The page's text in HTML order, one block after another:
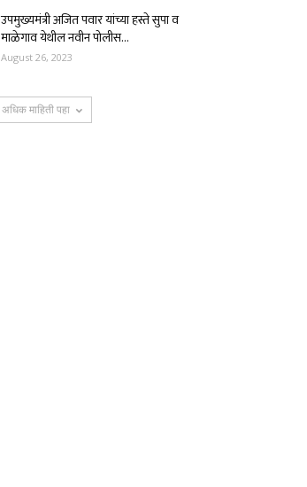
उपमुख्यमंत्री अजित पवार यांच्या हस्ते सुपा व
माळेगाव येथील नवीन पोलीस...
August 26, 2023
अधिक माहिती पहा